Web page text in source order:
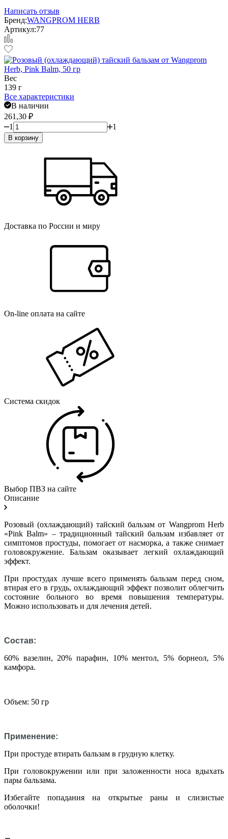
Написать отзыв
Бренд:WANGPROM HERB
Артикул:77
Вес
139 г
Все характеристики
В наличии
261,30 ₽
1
1
В корзину
Доставка по России и миру
On-line оплата на сайте
Система скидок
Выбор ПВЗ на сайте
Описание
Розовый (охлаждающий) тайский бальзам от Wangprom Herb
«Pink Balm» – традиционный тайский бальзам избавляет от
симптомов простуды, помогает от насморка, а также снимает
головокружение. Бальзам оказывает легкий охлаждающий
эффект.
При простудах лучше всего применять бальзам перед сном,
втирая его в грудь, охлаждающий эффект позволит облегчить
состояние больного во время повышения температуры.
Можно использовать и для лечения детей.
Состав:
60% вазелин, 20% парафин, 10% ментол, 5% борнеол, 5%
камфора.
Объем: 50 гр
Применение:
При простуде втирать бальзам в грудную клетку.
При головокружении или при заложенности носа вдыхать
пары бальзама.
Избегайте попадания на открытые раны и слизистые
оболочки!